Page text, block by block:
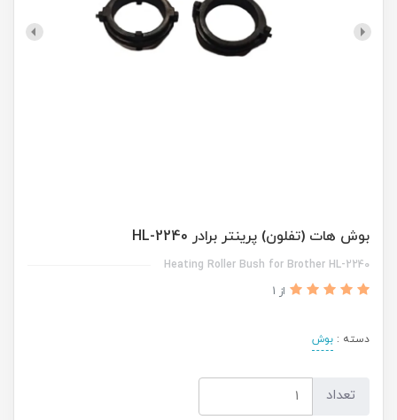
بوش هات (تفلون) پرینتر برادر HL-2240
Heating Roller Bush for Brother HL-2240
از 1
دسته : بوش
تعداد